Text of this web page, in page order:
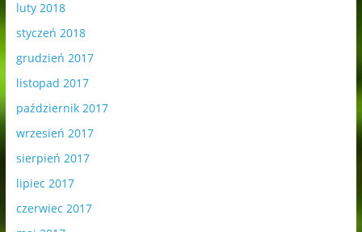
luty 2018
styczeń 2018
grudzień 2017
listopad 2017
październik 2017
wrzesień 2017
sierpień 2017
lipiec 2017
czerwiec 2017